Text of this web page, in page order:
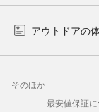
アウトドアの
そのほか
最安値保証